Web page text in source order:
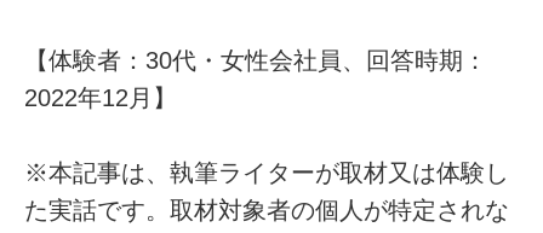
【体験者：30代・女性会社員、回答時期：
2022年12月】
※本記事は、執筆ライターが取材又は体験し
た実話です。取材対象者の個人が特定されな